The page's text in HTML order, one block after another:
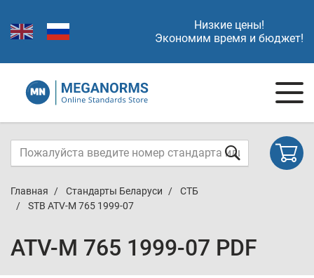
Низкие цены!
Экономим время и бюджет!
Главная Стандарты Беларуси
СТБ
STB ATV-M 765 1999-07
ATV-M 765 1999-07 PDF